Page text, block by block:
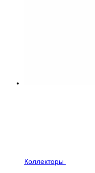
Коллекторы